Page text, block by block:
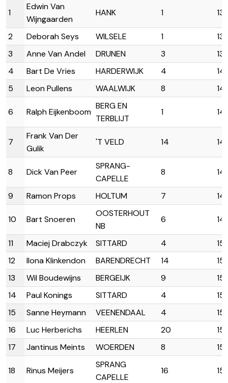
1
Edwin Van
Wijngaarden
HANK 1
2 Deborah Seys WILSELE 1
3
Anne Van Andel DRUNEN 3
4
Bart De Vries HARDERWIJK 4
5
Leon Pullens WAALWIJK 8
6 Ralph Eijkenboom
BERG EN
TERBLIJT
1
7
Frank Van Der
Gulik
'T VELD 14
8 Dick Van Peer
SPRANG-
CAPELLE
8
9 Ramon Props HOLTUM 7
10 Bart Snoeren
OOSTERHOUT
NB
6
11 Maciej Drabczyk SITTARD 4
12
Ilona Klinkendon BARENDRECHT 14
13
Wil Boudewijns BERGEIJK 9
14
Paul Konings SITTARD 4
15
Sanne Heymann VEENENDAAL 4
16
Luc Herberichs HEERLEN 20
17
Jantinus Meints WOERDEN 8
18 Rinus Meijers
SPRANG
CAPELLE
16